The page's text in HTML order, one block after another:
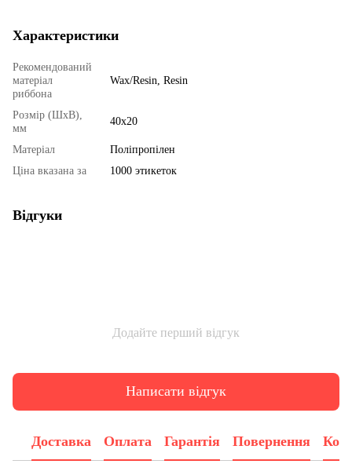
Характеристики
Рекомендований
матеріал
риббона
Wax/Resin, Resin
Розмір (ШхВ),
мм
40х20
Матеріал
Поліпропілен
Ціна вказана за
1000 этикеток
Відгуки
Додайте перший відгук
Написати відгук
Доставка Оплата Гарантія Повернення